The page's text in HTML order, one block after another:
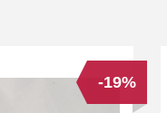
-19%